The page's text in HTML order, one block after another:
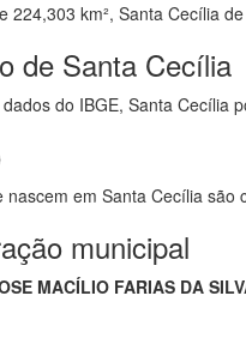
224,303 km², Santa Cecília
de Santa Cecília
do IBGE, Santa Cecília
nascem em Santa Cecília
municipal
MACÍLIO FARIAS DA